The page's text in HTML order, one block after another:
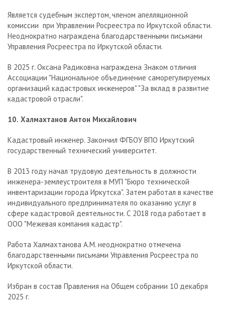
Является судебным экспертом, членом апелляционной
комиссии при Управлении Росреестра по Иркутской области.
Неоднократно награждена благодарственными письмами
Управления Росреестра по Иркутской области.
В 2025 г. Оксана Радиковна награждена Знаком отличия
Ассоциации "Национальное объединение саморегулируемых
организаций кадастровых инженеров" "За вклад в развитие
кадастровой отрасли".
10. Халмахтанов Антон Михайлович
Кадастровый инженер. Закончил ФГБОУ ВПО Иркутский
государственный технический университет.
В 2013 году начал трудовую деятельность в должности
инженера-землеустроителя в МУП "Бюро технической
инвентаризации города Иркутска". Затем работал в качестве
индивидуального предпринимателя по оказанию услуг в
сфере кадастровой деятельности. С 2018 года работает в
ООО "Межевая компания кадастр".
Работа Халмахтанова А.М. неоднократно отмечена
благодарственными письмами Управления Росреестра по
Иркутской области.
Избран в состав Правления на Общем собрании 10 декабря
2025 г.